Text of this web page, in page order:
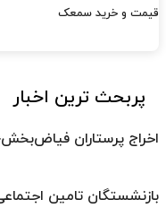
قیمت و خرید سمعک
پربحث ترین اخبار
اخراج پرستاران
بازنشستگان تامین